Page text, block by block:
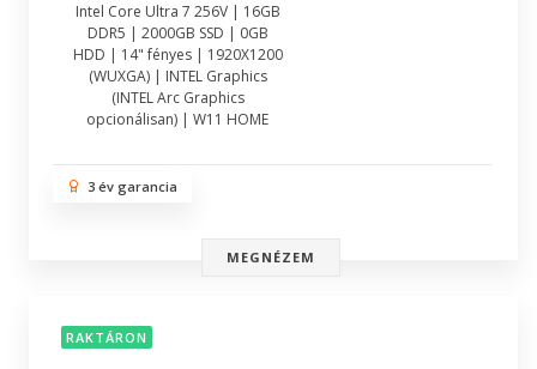
Intel Core Ultra 7 256V | 16GB
DDR5 | 2000GB SSD | 0GB
HDD | 14" fényes | 1920X1200
(WUXGA) | INTEL Graphics
(INTEL Arc Graphics
opcionálisan) | W11 HOME
3 év garancia
MEGNÉZEM
RAKTÁRON